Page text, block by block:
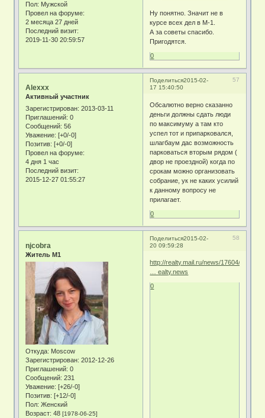
Пол: Мужской
Провел на форуме:
2 месяца 27 дней
Последний визит:
2019-11-30 20:59:57
Ну понятно. Значит не в
курсе всех дел в М-1.
А за советы спасибо.
Пригодятся.
0
Поделиться 57
2015-02-
17 15:40:50
Alexxx
Активный участник
Зарегистрирован: 2013-03-11
Приглашений: 0
Сообщений: 56
Уважение: [+0/-0]
Позитив: [+0/-0]
Провел на форуме:
4 дня 1 час
Последний визит:
2015-12-27 01:55:27
Обсалютно верно сказанно
деньги должны сдать люди
по максимуму а там кто
успел тот и припарковался,
шлагбаум дас возможность
парковаться вторым рядом (
двор не проездной) когда по
срокам можно организовать
собрание, ук не каких усилий
к данному вопросу не
прилагает.
0
Поделиться 58
2015-02-
20 09:59:28
njcobra
Житель М1
Откуда: Moscow
Зарегистрирован: 2012-12-26
Приглашений: 0
Сообщений: 231
Уважение: [+26/-0]
Позитив: [+12/-0]
Пол: Женский
Возраст: 48[1978-06-25]
http://realty.mail.ru/news/17604/u_graz
… ealty.news
0